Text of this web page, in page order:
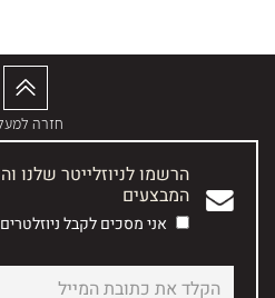
חזרה
הרשמו לניוזלייטר שלנו
המבצעים
אני מסכים לקבל ניוזלטרים